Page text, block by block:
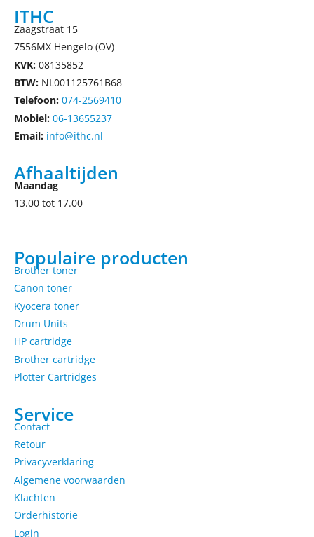
ITHC
Zaagstraat 15
7556MX Hengelo (OV)
KVK: 08135852
BTW: NL001125761B68
Telefoon: 074-2569410
Mobiel: 06-13655237
Email: info@ithc.nl
Afhaaltijden
Maandag
13.00 tot 17.00
Populaire producten
Brother toner
Canon toner
Kyocera toner
Drum Units
HP cartridge
Brother cartridge
Plotter Cartridges
Service
Contact
Retour
Privacyverklaring
Algemene voorwaarden
Klachten
Orderhistorie
Login